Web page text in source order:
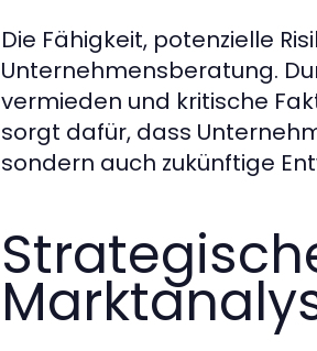
Die Fähigkeit, potenzielle
Unternehmensberatung.
vermieden und kritische
sorgt dafür, dass
sondern auch zukünftige